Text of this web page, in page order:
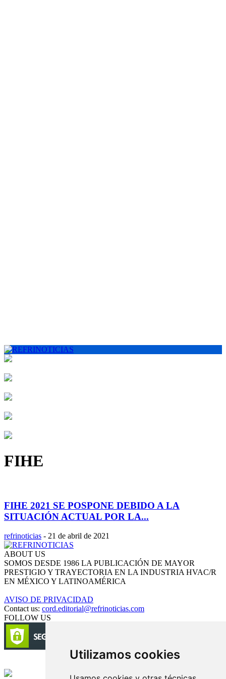
Utilizamos cookies
FIHE
FIHE 2021 SE POSPONE DEBIDO A LA
SITUACIÓN ACTUAL POR LA...
refrinoticias - 21 de abril de 2021
ABOUT US
SOMOS DESDE 1986 LA PUBLICACIÓN DE MAYOR
PRESTIGIO Y TRAYECTORIA EN LA INDUSTRIA HVAC/R
EN MÉXICO Y LATINOAMÉRICA
AVISO DE PRIVACIDAD
Contact us: cord.editorial@refrinoticias.com
FOLLOW US